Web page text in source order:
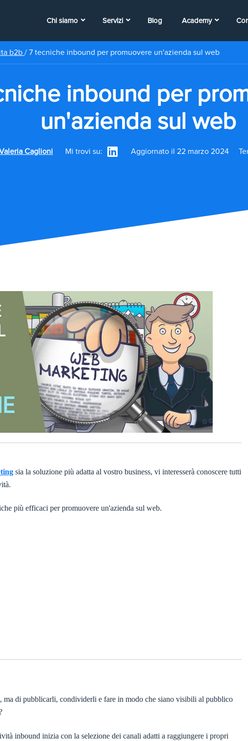
Chi siamo Servizi Blog Academy
b2b/ 7 tecniche inbound per promuovere un'azienda sul web
inbound per
un'azienda sul web
Caglioni Mi trovi su: Aggiornato il 22 marzo 2024
sia la soluzione più adatta al vostro business, vi interesserà conoscere tutti
più efficaci per promuovere un'azienda sul web.
ma di pubblicarli, condividerli e fare in modo che siano visibili al pubblico
inbound inizia con la selezione dei canali adatti a raggiungere i propri